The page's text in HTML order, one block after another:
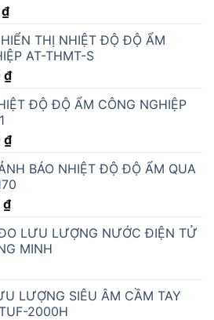
₫
THỊ NHIỆT ĐỘ ĐỘ ẨM
AT-THMT-S
₫
ĐỘ ĐỘ ẨM CÔNG NGHIỆP
₫
BÁO NHIỆT ĐỘ ĐỘ ẨM QUA
₫
LƯU LƯỢNG NƯỚC ĐIỆN TỬ
MINH
LƯỢNG SIÊU ÂM CẦM TAY
2000H